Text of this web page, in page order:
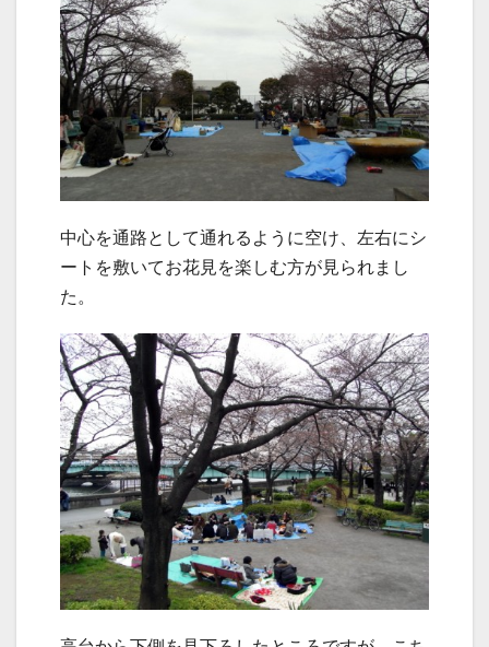
中心を通路として通れるように空け、左右にシ
ートを敷いてお花見を楽しむ方が見られまし
た。